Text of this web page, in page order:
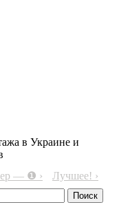
в Украине и
— ❶ › Лучшее! ›